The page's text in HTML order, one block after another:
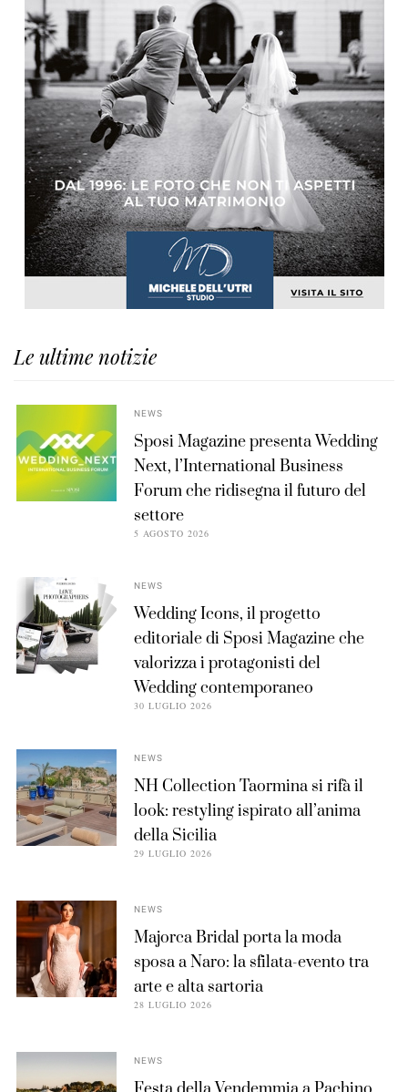
Le ultime notizie
NEWS
Sposi Magazine presenta Wedding
Next, l’International Business
Forum che ridisegna il futuro del
settore
5 AGOSTO 2026
NEWS
Wedding Icons, il progetto
editoriale di Sposi Magazine che
valorizza i protagonisti del
Wedding contemporaneo
30 LUGLIO 2026
NEWS
NH Collection Taormina si rifà il
look: restyling ispirato all’anima
della Sicilia
29 LUGLIO 2026
NEWS
Majorca Bridal porta la moda
sposa a Naro: la sfilata-evento tra
arte e alta sartoria
28 LUGLIO 2026
NEWS